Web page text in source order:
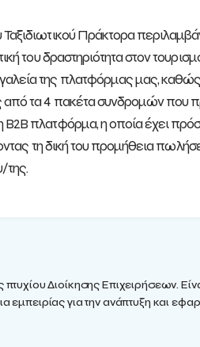
Πράκτορα
του δραστηριότητα στον
της πλατφόρμας μας, καθώς
από τα 4 πακέτα συνδρομών που
πλατφόρμα, η οποία έχει
τη δική του προμήθεια
της.
Διοίκησης Επιχειρήσεων.
εμπειρίας για την ανάπτυξη και